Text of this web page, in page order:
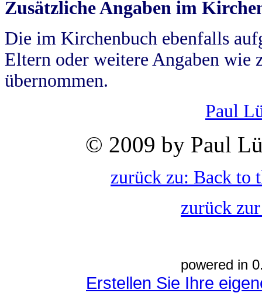
Zusätzliche Angaben im
Die im Kirchenbuch ebenfalls
Eltern oder weitere Angaben wie
übernommen.
Paul
© 2009 by Paul
zurück zu: Back to
zurück
powered in
Erstellen Sie Ihre